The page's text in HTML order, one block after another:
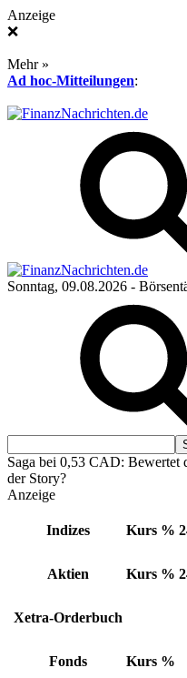
Anzeige
❌
Mehr »
Ad hoc-Mitteilungen:
Sonntag, 09.08.2026 -
Saga bei 0,53 CAD: Bewertet
der Story?
Anzeige
Indizes Kurs %
Aktien Kurs %
Xetra-Orderbuch
Fonds Kurs %